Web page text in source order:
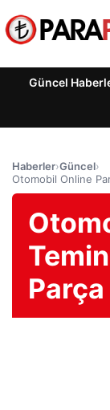
Güncel
Haberler›Güncel›
Otomobil Online